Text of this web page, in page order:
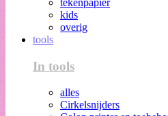
kids
overig
tools
In tools
alles
Cirkelsnijders